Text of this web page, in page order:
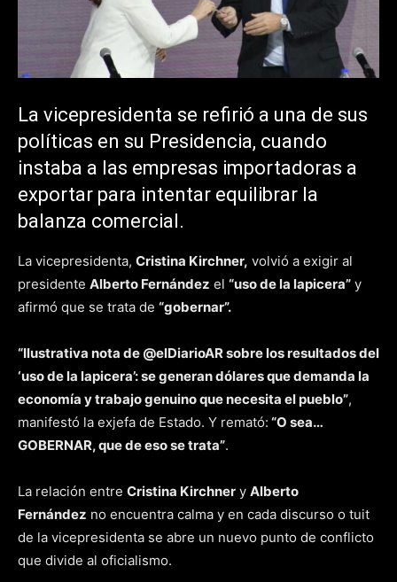
La vicepresidenta se refirió a una de sus
políticas en su Presidencia, cuando
instaba a las empresas importadoras a
exportar para intentar equilibrar la
balanza comercial.
La vicepresidenta, Cristina Kirchner, volvió a exigir al
presidente Alberto Fernández el “uso de la lapicera” y
afirmó que se trata de “gobernar”.
“Ilustrativa nota de @elDiarioAR sobre los resultados del
‘uso de la lapicera’: se generan dólares que demanda la
economía y trabajo genuino que necesita el pueblo”,
manifestó la exjefa de Estado. Y remató: “O sea…
GOBERNAR, que de eso se trata”.
La relación entre Cristina Kirchner y Alberto
Fernández no encuentra calma y en cada discurso o tuit
de la vicepresidenta se abre un nuevo punto de conflicto
que divide al oficialismo.